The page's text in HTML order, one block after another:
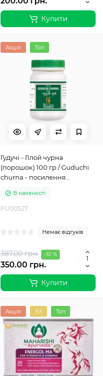
Купити
Акція Топ
Гудучі - Гілой чурна
(порошок) 100 гр / Guduchi
churna - посилення
поліпшення травлення,
омолодження - Пунарвасу
В наявності
PU00527
Немає відгуків
387.00 грн. -10 %
350.00 грн.
Купити
Акція Хіт Топ